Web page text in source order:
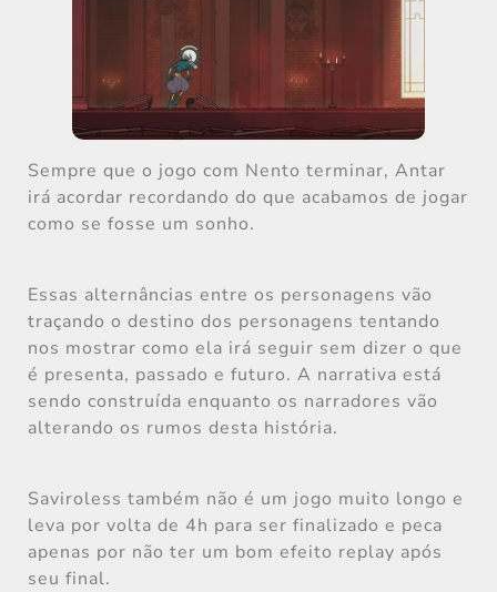
Sempre que o jogo com Nento terminar, Antar
irá acordar recordando do que acabamos de jogar
como se fosse um sonho.
Essas alternâncias entre os personagens vão
traçando o destino dos personagens tentando
nos mostrar como ela irá seguir sem dizer o que
é presenta, passado e futuro. A narrativa está
sendo construída enquanto os narradores vão
alterando os rumos desta história.
Saviroless também não é um jogo muito longo e
leva por volta de 4h para ser finalizado e peca
apenas por não ter um bom efeito replay após
seu final.